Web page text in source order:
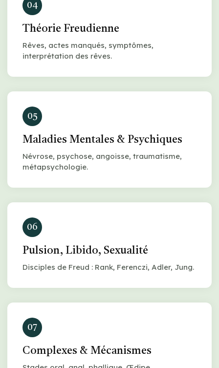
04
Théorie Freudienne
Rêves, actes manqués, symptômes,
interprétation des rêves.
05
Maladies Mentales & Psychiques
Névrose, psychose, angoisse, traumatisme,
métapsychologie.
06
Pulsion, Libido, Sexualité
Disciples de Freud : Rank, Ferenczi, Adler, Jung.
07
Complexes & Mécanismes